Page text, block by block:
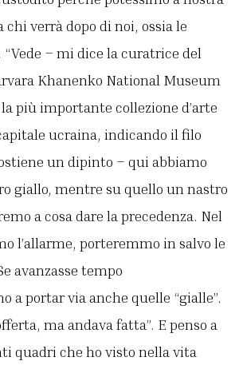
chi verrà dopo di noi, ossia le
“Vede – mi dice la curatrice del
Khanenko National Museum
più importante collezione d’arte
ucraina, indicando il filo
un dipinto – qui abbiamo
giallo, mentre su quello un nastro
a cosa dare la precedenza. Nel
l’allarme, porteremmo in salvo le
avanzasse tempo
a portar via anche quelle “gialle”.
ma andava fatta”. E penso a
quadri che ho visto nella vita